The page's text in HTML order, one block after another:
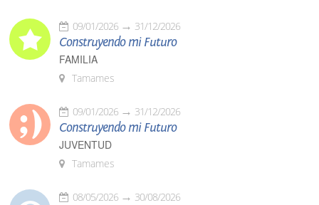
09/01/2026 31/12/2026
Construyendo mi Futuro
FAMILIA
Tamames
09/01/2026 31/12/2026
Construyendo mi Futuro
JUVENTUD
Tamames
08/05/2026 30/08/2026